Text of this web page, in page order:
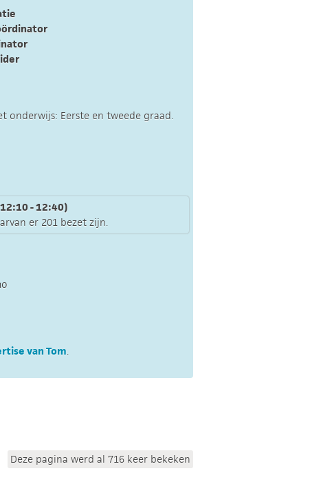
onderwijs: Eerste en tweede graad.
- 12:40)
er 201 bezet zijn.
van Tom.
Deze pagina werd al 716 keer bekeken